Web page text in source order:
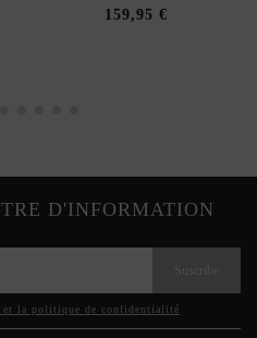
159,95 €
D'INFORMATION
et la politique de confidentialité